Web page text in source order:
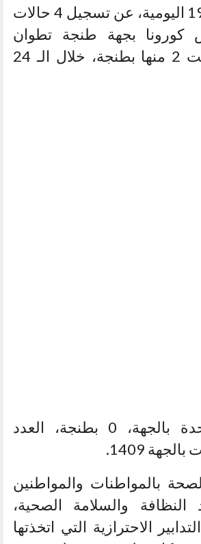
نشرة كوفيد – 19 اليومية، عن تسجيل 4 حالات
كورونا بجهة طنجة تطوان
الحسيمة، سجلت 2 منها بطنجة، خلال الـ 24
حالة وفاة واحدة بالجهة، 0 بطنجة، العدد
1409.
بالمواطنات والمواطنين
النظافة والسلامة الصحية،
الاحترازية التي اتخذتها